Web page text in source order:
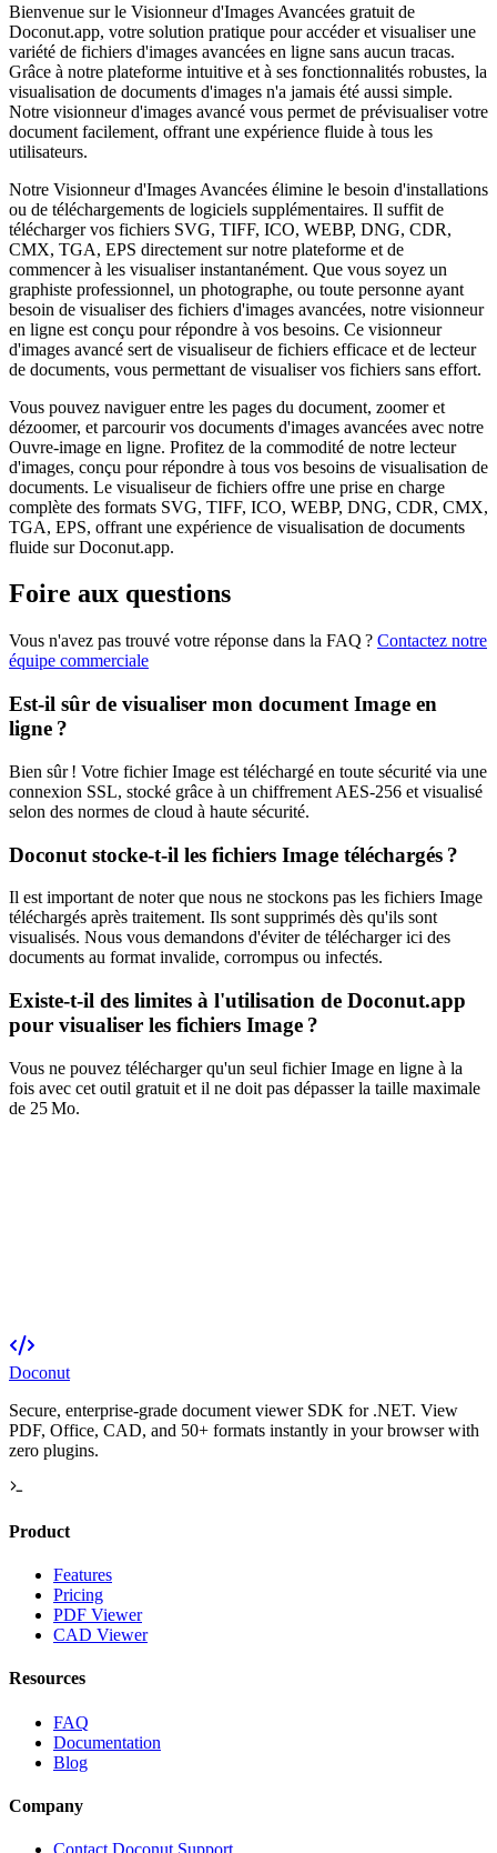
Bienvenue sur le Visionneur d'Images Avancées gratuit de
Doconut.app, votre solution pratique pour accéder et visualiser une
variété de fichiers d'images avancées en ligne sans aucun tracas.
Grâce à notre plateforme intuitive et à ses fonctionnalités robustes, la
visualisation de documents d'images n'a jamais été aussi simple.
Notre visionneur d'images avancé vous permet de prévisualiser votre
document facilement, offrant une expérience fluide à tous les
utilisateurs.
Notre Visionneur d'Images Avancées élimine le besoin d'installations
ou de téléchargements de logiciels supplémentaires. Il suffit de
télécharger vos fichiers SVG, TIFF, ICO, WEBP, DNG, CDR,
CMX, TGA, EPS directement sur notre plateforme et de
commencer à les visualiser instantanément. Que vous soyez un
graphiste professionnel, un photographe, ou toute personne ayant
besoin de visualiser des fichiers d'images avancées, notre visionneur
en ligne est conçu pour répondre à vos besoins. Ce visionneur
d'images avancé sert de visualiseur de fichiers efficace et de lecteur
de documents, vous permettant de visualiser vos fichiers sans effort.
Vous pouvez naviguer entre les pages du document, zoomer et
dézoomer, et parcourir vos documents d'images avancées avec notre
Ouvre‑image en ligne. Profitez de la commodité de notre lecteur
d'images, conçu pour répondre à tous vos besoins de visualisation de
documents. Le visualiseur de fichiers offre une prise en charge
complète des formats SVG, TIFF, ICO, WEBP, DNG, CDR, CMX,
TGA, EPS, offrant une expérience de visualisation de documents
fluide sur Doconut.app.
Foire aux questions
Vous n'avez pas trouvé votre réponse dans la FAQ ? Contactez notre
équipe commerciale
Est-il sûr de visualiser mon document Image en
ligne ?
Bien sûr ! Votre fichier Image est téléchargé en toute sécurité via une
connexion SSL, stocké grâce à un chiffrement AES-256 et visualisé
selon des normes de cloud à haute sécurité.
Doconut stocke-t-il les fichiers Image téléchargés ?
Il est important de noter que nous ne stockons pas les fichiers Image
téléchargés après traitement. Ils sont supprimés dès qu'ils sont
visualisés. Nous vous demandons d'éviter de télécharger ici des
documents au format invalide, corrompus ou infectés.
Existe-t-il des limites à l'utilisation de Doconut.app
pour visualiser les fichiers Image ?
Vous ne pouvez télécharger qu'un seul fichier Image en ligne à la
fois avec cet outil gratuit et il ne doit pas dépasser la taille maximale
de 25 Mo.
Doconut
Secure, enterprise-grade document viewer SDK for .NET. View
PDF, Office, CAD, and 50+ formats instantly in your browser with
zero plugins.
Product
Features
Pricing
PDF Viewer
CAD Viewer
Resources
FAQ
Documentation
Blog
Company
Contact Doconut Support